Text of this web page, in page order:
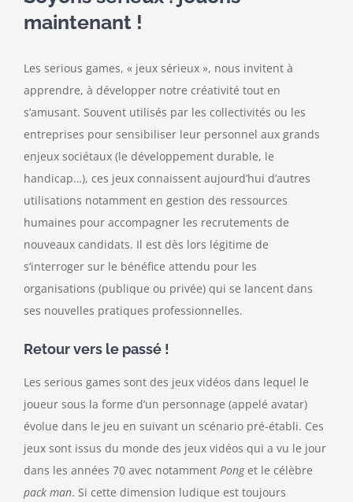
maintenant !
Les serious games, « jeux sérieux », nous invitent à
apprendre, à développer notre créativité tout en
s’amusant. Souvent utilisés par les collectivités ou les
entreprises pour sensibiliser leur personnel aux grands
enjeux sociétaux (le développement durable, le
handicap…), ces jeux connaissent aujourd’hui d’autres
utilisations notamment en gestion des ressources
humaines pour accompagner les recrutements de
nouveaux candidats. Il est dès lors légitime de
s’interroger sur le bénéfice attendu pour les
organisations (publique ou privée) qui se lancent dans
ses nouvelles pratiques professionnelles.
Retour vers le passé !
Les serious games sont des jeux vidéos dans lequel le
joueur sous la forme d’un personnage (appelé avatar)
évolue dans le jeu en suivant un scénario pré-établi. Ces
jeux sont issus du monde des jeux vidéos qui a vu le jour
dans les années 70 avec notamment Ponget le célèbre
pack man. Si cette dimension ludique est toujours